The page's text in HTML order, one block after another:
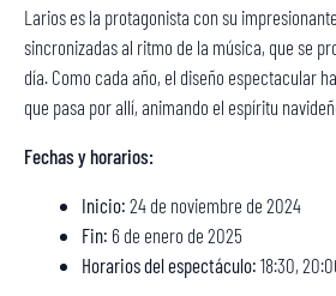
Larios es la protagonista con su
sincronizadas al ritmo de la música, que se
día. Como cada año, el diseño espectacular
que pasa por allí, animando el espíritu
Fechas y horarios:
Inicio: 24 de noviembre de 2024
Fin: 6 de enero de 2025
Horarios del espectáculo: 18:30,